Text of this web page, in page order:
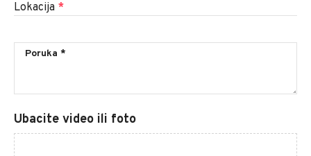
Lokacija *
Ubacite video ili foto